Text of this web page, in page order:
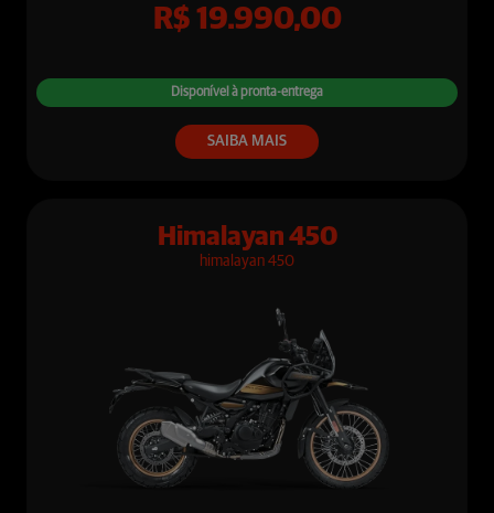
R$ 19.990,00
Disponível à pronta-entrega
SAIBA MAIS
Himalayan 450
himalayan 450